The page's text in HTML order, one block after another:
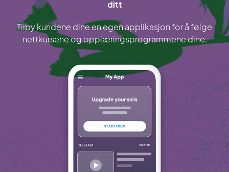
ditt
Tilby kundene dine en egen applikasjon for å følge
nettkursene og opplæringsprogrammene dine.